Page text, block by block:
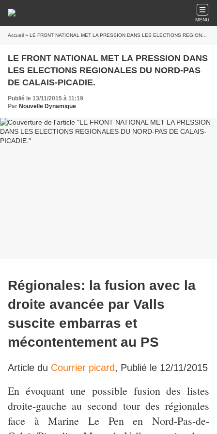
MENU
Accueil » LE FRONT NATIONAL MET LA PRESSION DANS LES ELECTIONS REGIONALES DU NORD-PAS DE CALAIS-PICADIE.
LE FRONT NATIONAL MET LA PRESSION DANS
LES ELECTIONS REGIONALES DU NORD-PAS
DE CALAIS-PICADIE.
Publié le 13/11/2015 à 11:19
Par Nouvelle Dynamique
Régionales: la fusion avec la
droite avancée par Valls
suscite embarras et
mécontentement au PS
Article du Courrier picard, Publié le 12/11/2015
En évoquant une possible fusion des listes
droite-gauche au second tour des régionales
face à Marine Le Pen en Nord-Pas-de-